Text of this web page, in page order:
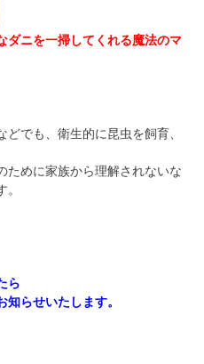
ダニを一掃してくれる魔法のマ
でも、衛生的に昆虫を飼育、
ために家族から理解されないな
ら
らせいたします。